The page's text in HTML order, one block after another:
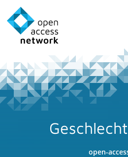
open-